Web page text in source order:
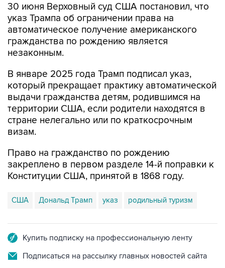
30 июня Верховный суд США постановил, что
указ Трампа об ограничении права на
автоматическое получение американского
гражданства по рождению является
незаконным.
В январе 2025 года Трамп подписал указ,
который прекращает практику автоматической
выдачи гражданства детям, родившимся на
территории США, если родители находятся в
стране нелегально или по краткосрочным
визам.
Право на гражданство по рождению
закреплено в первом разделе 14-й поправки к
Конституции США, принятой в 1868 году.
США Дональд Трамп указ родильный туризм
Купить подписку на профессиональную ленту
Подписаться на рассылку главных новостей сайта